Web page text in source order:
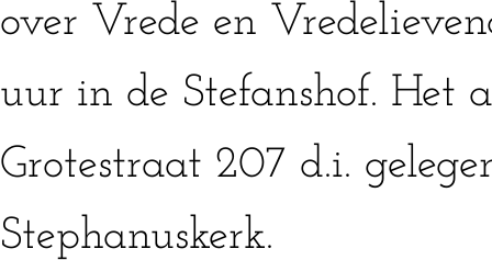
over Vrede en
uur in de Stefanshof. Het
Grotestraat 207 d.i.
Stephanuskerk.